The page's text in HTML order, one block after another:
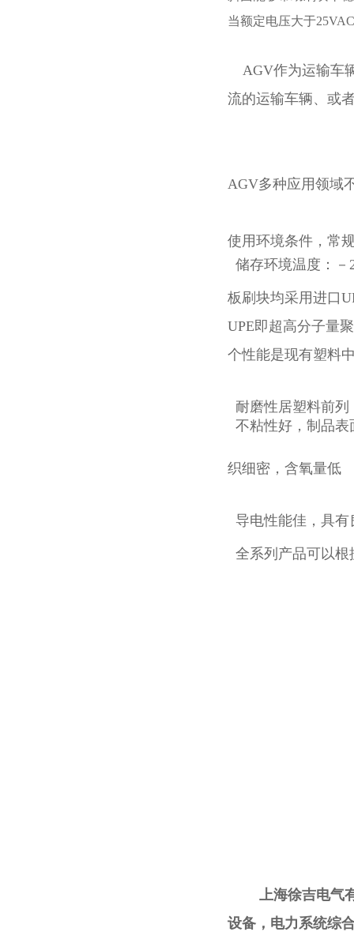
当额定电压大于
AGV作为运输车
流的运输车辆、或
AGV多种应用领域
使用环境条件，常
板刷块均采用进口
UPE即超高分子量
个性能是现有塑料
织细密，含氧量低
全系列产品可以
上海徐吉电气有
设备，电力系统综